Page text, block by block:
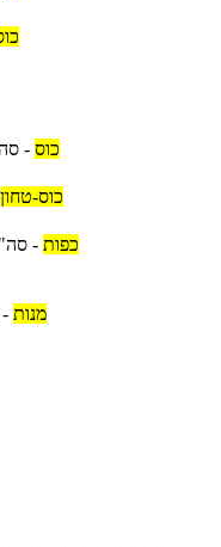
כוס -
כוס-טחון
כפות -
מנות -